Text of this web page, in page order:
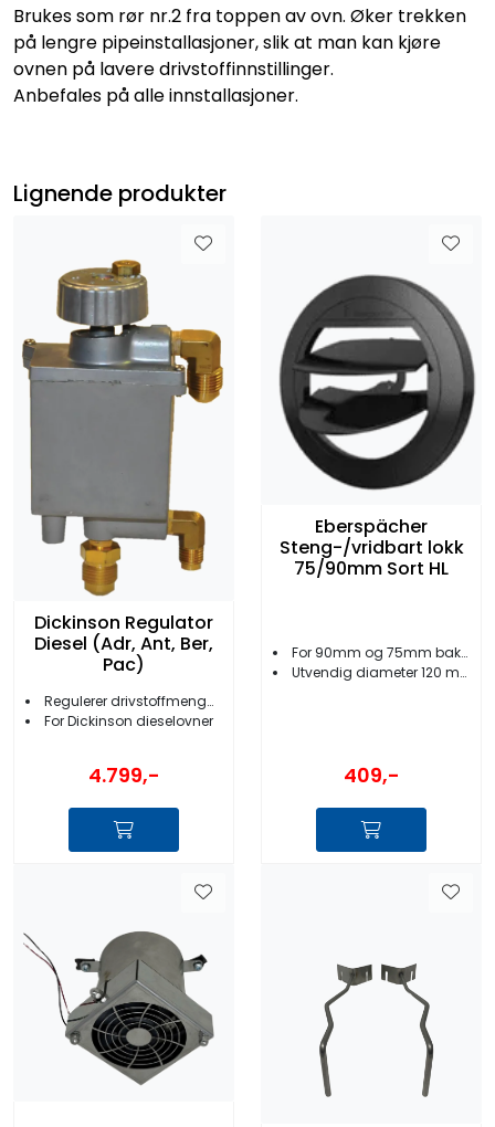
Brukes som rør nr.2 fra toppen av ovn. Øker trekken
på lengre pipeinstallasjoner, slik at man kan kjøre
ovnen på lavere drivstoffinnstillinger.
Anbefales på alle innstallasjoner.
Lignende produkter
Dickinson Regulator
Diesel (Adr, Ant, Ber,
Pac)
Regulerer drivstoffmengde
For Dickinson dieselovner
4.799,-
Eberspächer
Steng-/vridbart lokk
75/90mm Sort HL
For 90mm og 75mm bakstykker
Utvendig diameter 120 mm
409,-